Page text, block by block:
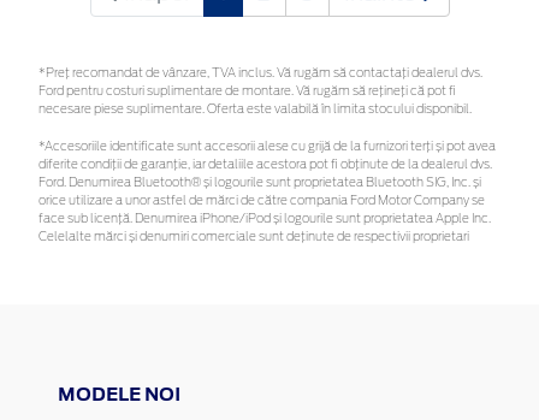
*Preţ recomandat de vânzare, TVA inclus. Vă rugăm să contactaţi dealerul dvs.
Ford pentru costuri suplimentare de montare. Vă rugăm să rețineți că pot fi
necesare piese suplimentare. Oferta este valabilă în limita stocului disponibil.
*Accesoriile identificate sunt accesorii alese cu grijă de la furnizori terți și pot avea
diferite condiții de garanție, iar detaliile acestora pot fi obținute de la dealerul dvs.
Ford. Denumirea Bluetooth® și logourile sunt proprietatea Bluetooth SIG, Inc. și
orice utilizare a unor astfel de mărci de către compania Ford Motor Company se
face sub licență. Denumirea iPhone/iPod și logourile sunt proprietatea Apple Inc.
Celelalte mărci și denumiri comerciale sunt deținute de respectivii proprietari
MODELE NOI